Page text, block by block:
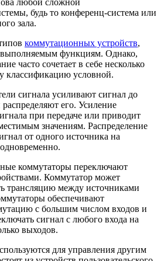
будь то конференц-система или
зала.
коммутационных устройств,
функциям. Однако,
часто сочетает в себе несколько
классификацию условной.
сигнала усиливают сигнал до
его. Усиление
при передаче или приводит
значениям. Распределение
от одного источника на
коммутаторы переключают
Коммутатор может
трансляцию между источниками
обеспечивают
с большим числом входов и
сигнал с любого входа на
выходов.
для управления другим